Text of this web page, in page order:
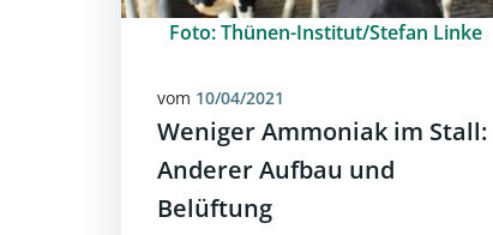
Foto: Thünen-Institut/Stefan Linke
vom 10/04/2021
Weniger Ammoniak im Stall:
Anderer Aufbau und
Belüftung